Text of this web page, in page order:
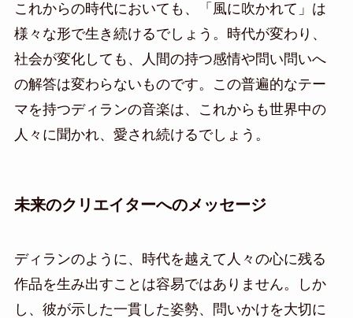
これからの時代においても、「風に吹かれて」は
様々な形で生き続けるでしょう。時代が変わり、
社会が変化しても、人間の持つ感情や問い問いへ
の解答は変わらないものです。この普遍的なテー
マを持つディランの音楽は、これからも世界中の
人々に聞かれ、愛され続けるでしょう。
未来のクリエイターへのメッセージ
ディランのように、時代を越えて人々の心に残る
作品を生み出すことは容易ではありません。しか
し、彼が示した一貫した姿勢、問いかけを大切に